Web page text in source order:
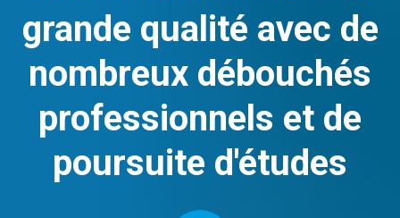
grande qualité avec de
nombreux débouchés
professionnels et de
poursuite d'études